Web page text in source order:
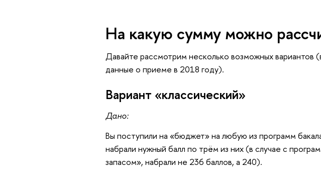
На какую сумму можно
Давайте рассмотрим несколько возможных вариантов
данные о приеме в 2018 году).
Вариант «классический»
Дано:
Вы поступили на «бюджет» на любую из программ
набрали нужный балл по трём из них (в случае с
запасом», набрали не 236 баллов, а 240).